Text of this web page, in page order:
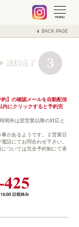
談ください。保険見
ご契約中のお客様へ
取扱保険会社
会社案内
不動産事業の紹介
ブログ
menu
BACK PAGE
】の確認メールを自動配信
内にクリックすると予約完
間外は翌営業以降の対応と
があるようです。２営業日
話にてお問合わせ下さい。
ついては完全予約制にて承